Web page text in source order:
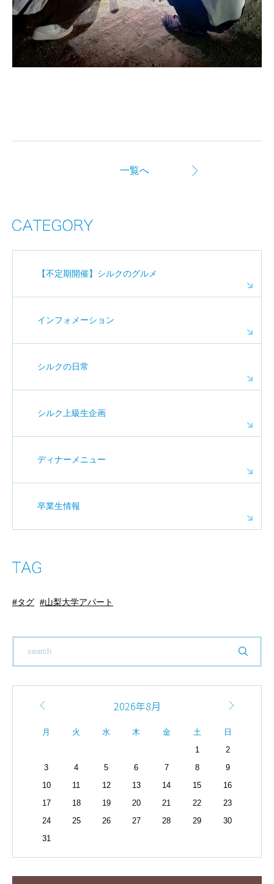
一覧へ
【不定期開催】シルクのグルメ
インフォメーション
シルクの日常
シルク上級生企画
ディナーメニュー
卒業生情報
タグ 山梨大学アパート
2026年8月
月 火 水 木 金 土
日
1
2
3
4 5 6 7 8
9
10
11 12 13 14 15
16
17
18 19 20 21 22
23
24
25 26 27 28 29
30
31